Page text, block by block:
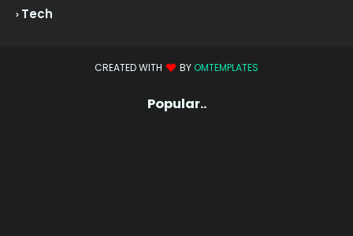
Tech
CREATED WITH BY OMTEMPLATES
Popular..